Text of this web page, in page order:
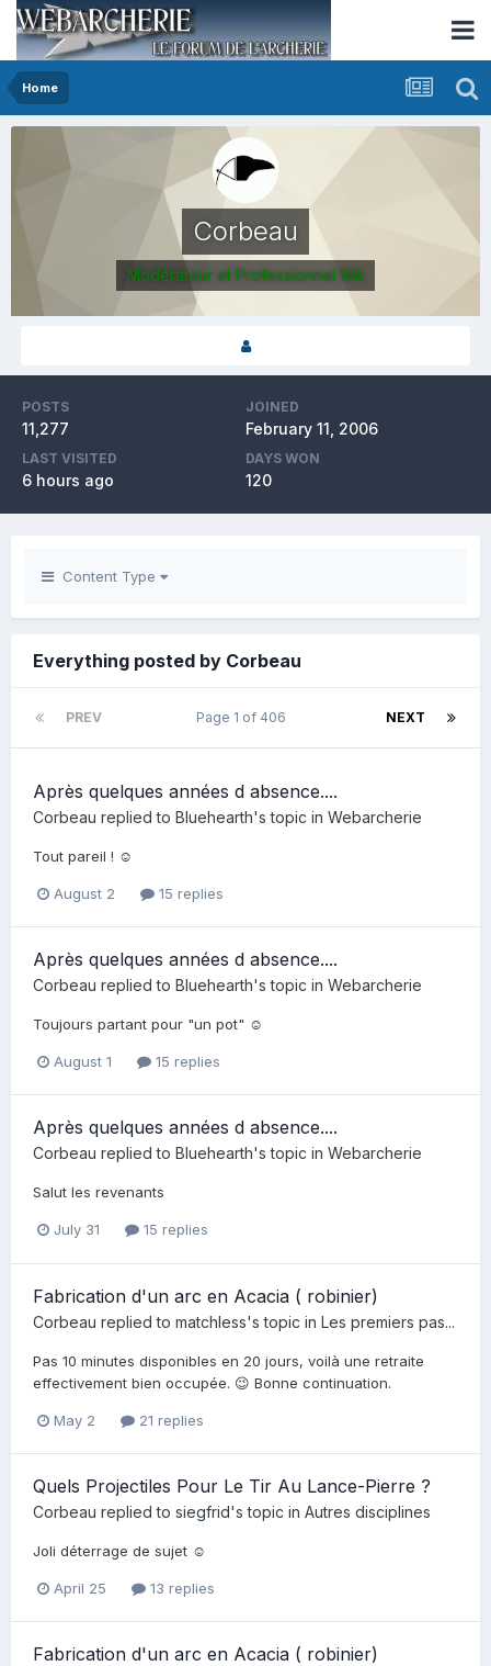
Home
Corbeau
Modérateur et Professionnel WA
POSTS
11,277
JOINED
February 11, 2006
LAST VISITED
6 hours ago
DAYS WON
120
Content Type
Everything posted by Corbeau
PREV NEXT
Page 1 of 406
Après quelques années d absence....
Corbeau replied to Bluehearth's topic in Webarcherie
Tout pareil ! ☺️
August 2 15 replies
Après quelques années d absence....
Corbeau replied to Bluehearth's topic in Webarcherie
Toujours partant pour "un pot" ☺️
August 1 15 replies
Après quelques années d absence....
Corbeau replied to Bluehearth's topic in Webarcherie
Salut les revenants
July 31 15 replies
Fabrication d'un arc en Acacia ( robinier)
Corbeau replied to matchless's topic in Les premiers pas...
Pas 10 minutes disponibles en 20 jours, voilà une retraite
effectivement bien occupée. 😉 Bonne continuation.
May 2 21 replies
Quels Projectiles Pour Le Tir Au Lance-Pierre ?
Corbeau replied to siegfrid's topic in Autres disciplines
Joli déterrage de sujet ☺️
April 25 13 replies
Fabrication d'un arc en Acacia ( robinier)